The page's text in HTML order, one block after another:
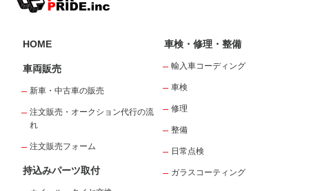
HOME
車両販売
新車・中古車の販売
注文販売・オークション代行の流
れ
注文販売フォーム
持込みパーツ取付
車検・修理・整備
輸入車コーディング
車検
修理
整備
日常点検
ガラスコーティング